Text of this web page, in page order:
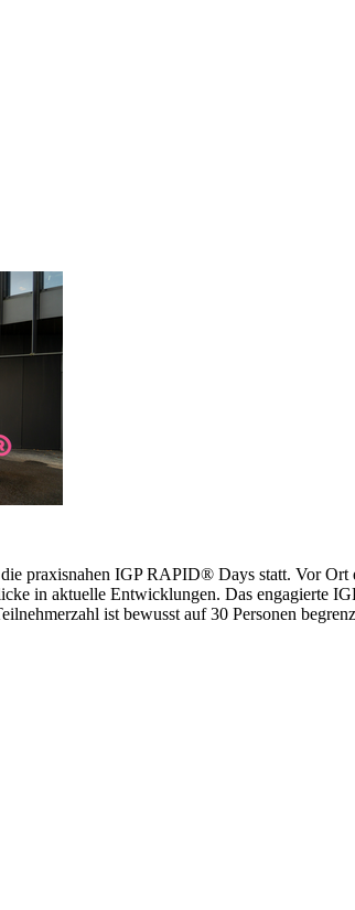
praxisnahen IGP RAPID® Days statt. Vor Ort
in aktuelle Entwicklungen. Das engagierte
ist bewusst auf 30 Personen